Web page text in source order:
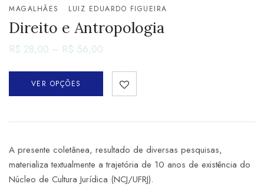
MAGALHÃES
LUIZ EDUARDO FIGUEIRA
Direito e Antropologia
R$ 28,00 – R$ 56,00
VER OPÇÕES
A presente coletânea, resultado de diversas pesquisas,
materializa textualmente a trajetória de 10 anos de existência do
Núcleo de Cultura Jurídica (NCJ/UFRJ).